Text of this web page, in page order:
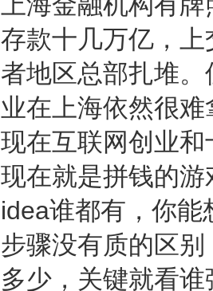
存款十几万亿，
者地区总部扎堆
业在上海依然很
现在互联网创业
现在就是拼钱的游
idea谁都有，你
步骤没有质的区
多少，关键就看